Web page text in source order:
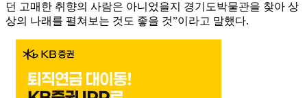
던 고매한 취향의 사람은 아니었을지 경기도박물관을 찾아 상
상의 나래를 펼쳐보는 것도 좋을 것”이라고 말했다.